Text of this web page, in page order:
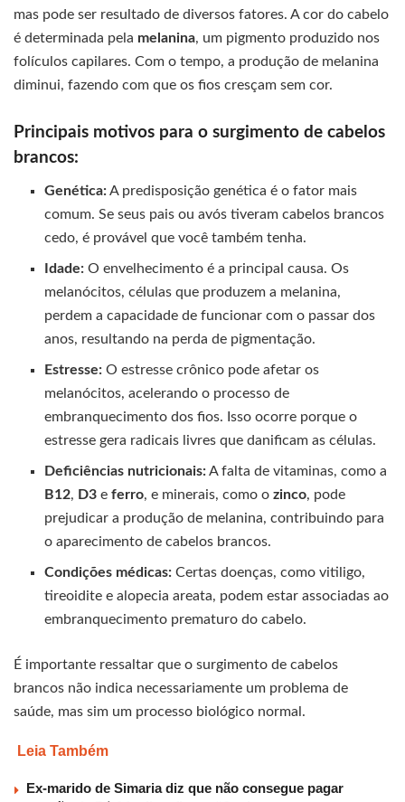
mas pode ser resultado de diversos fatores. A cor do cabelo
é determinada pela melanina, um pigmento produzido nos
folículos capilares. Com o tempo, a produção de melanina
diminui, fazendo com que os fios cresçam sem cor.
Principais motivos para o surgimento de cabelos
brancos:
Genética:A predisposição genética é o fator mais
comum. Se seus pais ou avós tiveram cabelos brancos
cedo, é provável que você também tenha.
Idade: O envelhecimento é a principal causa. Os
melanócitos, células que produzem a melanina,
perdem a capacidade de funcionar com o passar dos
anos, resultando na perda de pigmentação.
Estresse: O estresse crônico pode afetar os
melanócitos, acelerando o processo de
embranquecimento dos fios. Isso ocorre porque o
estresse gera radicais livres que danificam as células.
Deficiências nutricionais:A falta de vitaminas, como a
B12, D3 eferro, e minerais, como ozinco, pode
prejudicar a produção de melanina, contribuindo para
o aparecimento de cabelos brancos.
Condições médicas: Certas doenças, como vitiligo,
tireoidite e alopecia areata, podem estar associadas ao
embranquecimento prematuro do cabelo.
É importante ressaltar que o surgimento de cabelos
brancos não indica necessariamente um problema de
saúde, mas sim um processo biológico normal.
Leia Também
Ex-marido de Simaria diz que não consegue pagar